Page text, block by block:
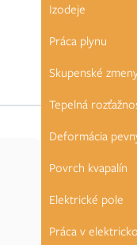
Izodeje
Práca plynu
Skupenské
Tepelná
Deformácia
Povrch kvapalín
Elektrické pole
Práca v